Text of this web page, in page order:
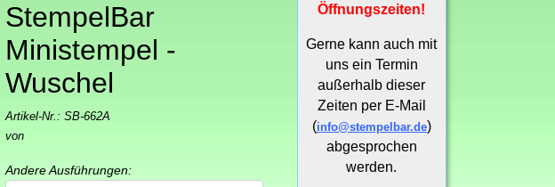
StempelBar
Ministempel -
Wuschel
Artikel-Nr.: SB-662A
von
Andere Ausführungen:
Öffnungszeiten!
Gerne kann auch mit
uns ein Termin
außerhalb dieser
Zeiten per E-Mail
(info@stempelbar.de)
abgesprochen
werden.